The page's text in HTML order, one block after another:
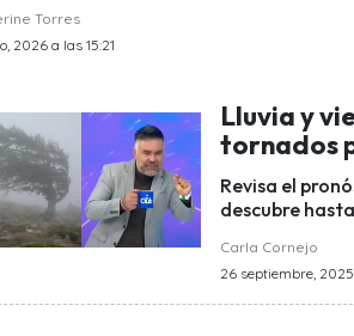
Torres
2026 a las 15:21
Lluvia y
tornados
Revisa el
descubre
Carla Cornejo
26 septiembre,